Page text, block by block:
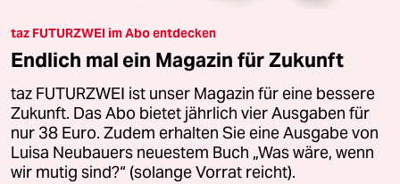
taz FUTURZWEI im Abo entdecken
Endlich mal ein Magazin für Zukunft
taz FUTURZWEI ist unser Magazin für eine bessere
Zukunft. Das Abo bietet jährlich vier Ausgaben für
nur 38 Euro. Zudem erhalten Sie eine Ausgabe von
Luisa Neubauers neuestem Buch „Was wäre, wenn
wir mutig sind?“ (solange Vorrat reicht).